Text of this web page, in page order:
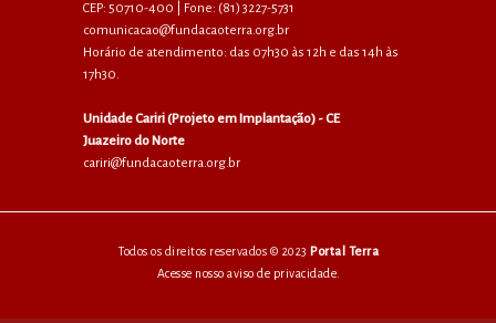
Todos os direitos reservados © 2023 Portal Terra
Acesse nosso aviso de privacidade.
CEP: 50710-400 | Fone: (81) 3227-5731
comunicacao@fundacaoterra.org.br
Horário de atendimento: das 07h30 às 12h e das 14h às
17h30.
Unidade Cariri (Projeto em Implantação) - CE
Juazeiro do Norte
cariri@fundacaoterra.org.br